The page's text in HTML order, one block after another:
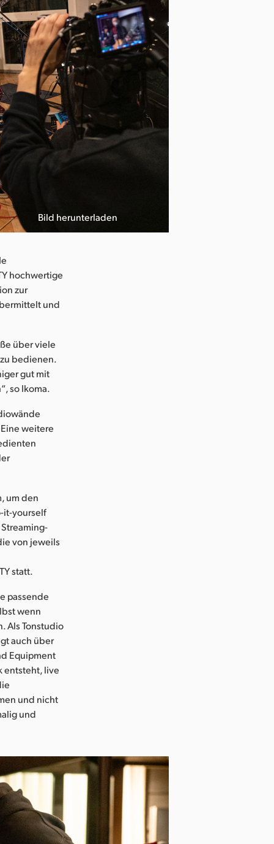
Bild herunterladen
hochwertige
zur
und
über viele
bedienen.
gut mit
so Ikoma.
weitere
um den
it-yourself
von jeweils
statt.
passende
wenn
Als Tonstudio
auch über
Equipment
entsteht, live
und nicht
und